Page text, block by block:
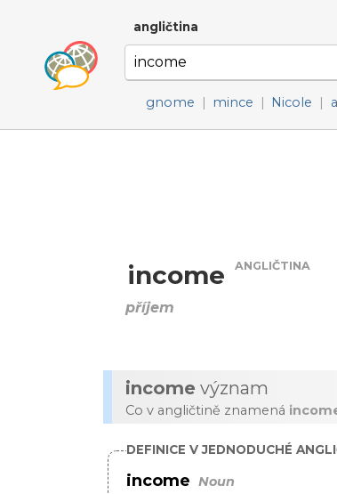
angličtina
gnome | mince | Nicole |
income ANGLIČTINA
příjem
income význam
Co v angličtině znamená
DEFINICE V JEDNODUCHÉ
income Noun